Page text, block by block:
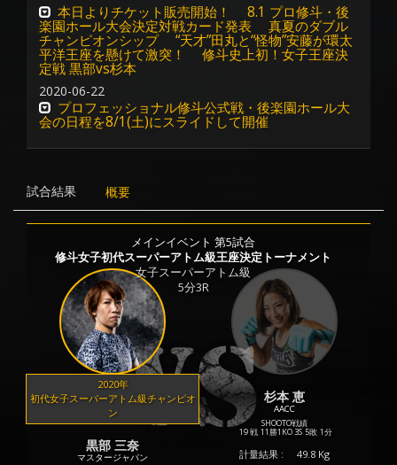
本日よりチケット販売開始！ 8.1 プロ修斗・後
楽園ホール大会決定対戦カード発表 真夏のダブル
チャンピオンシップ “天才”田丸と“怪物”安藤が環太
平洋王座を懸けて激突！ 修斗史上初！女子王座決
定戦 黒部vs杉本
2020-06-22
プロフェッショナル修斗公式戦・後楽園ホール大
会の日程を8/1(土)にスライドして開催
試合結果 概要
メインイベント 第5試合
修斗女子初代スーパーアトム級王座決定トーナメント
女子スーパーアトム級
5分3R
2020年
初代女子スーパーアトム級チャンピオ
ン
黒部 三奈
マスタージャパン
杉本 恵
AACC
SHOOTO戦績
19 戦 11勝1KO 3S 5敗 1分
計量結果 : 49.8 Kg